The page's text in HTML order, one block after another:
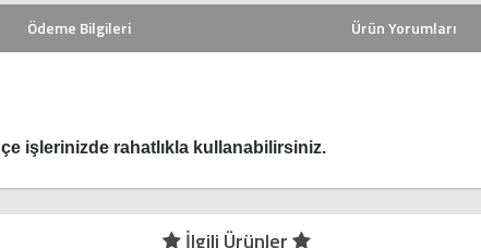
Ödeme Bilgileri Ürün Yorumları
işlerinizde rahatlıkla kullanabilirsiniz.
İlgili Ürünler